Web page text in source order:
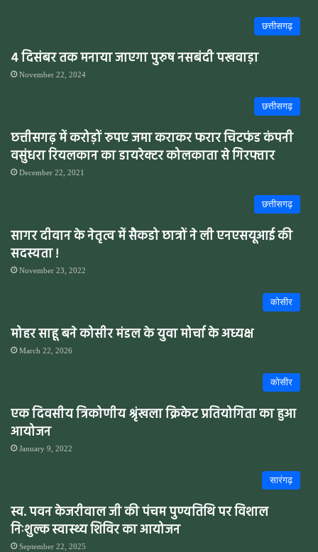
छत्तीसगढ़
4 दिसंबर तक मनाया जाएगा पुरुष नसबंदी पखवाड़ा
November 22, 2024
छत्तीसगढ़
छत्तीसगढ़ में करोड़ों रुपए जमा कराकर फरार चिटफंड कंपनी
वसुंधरा रियलकान का डायरेक्टर कोलकाता से गिरफ्तार
December 22, 2021
छत्तीसगढ़
सागर दीवान के नेतृत्व में सैकडो छात्रों ने ली एनएसयूआई की
सदस्यता !
November 23, 2022
कोसीर
मोहर साहू बने कोसीर मंडल के युवा मोर्चा के अध्यक्ष
March 22, 2026
कोसीर
एक दिवसीय त्रिकोणीय श्रृंखला क्रिकेट प्रतियोगिता का हुआ
आयोजन
January 9, 2022
सारंगढ़
स्व. पवन केजरीवाल जी की पंचम पुण्यतिथि पर विशाल
निःशुल्क स्वास्थ्य शिविर का आयोजन
September 22, 2025